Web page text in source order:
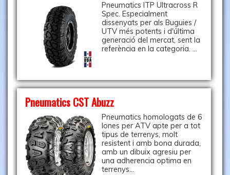
Pneumatics ITP Ultracross R
Spec. Especialment
dissenyats per als Buguies /
UTV més potents i d'última
generació del mercat, sent la
referència en la categoria. ...
Pneumatics CST Abuzz
Pneumatics homologats de 6
lones per ATV apte per a tot
tipus de terrenys, molt
resistent i amb bona durada,
amb un dibuix agresiu per
una adherencia optima en
terrenys...